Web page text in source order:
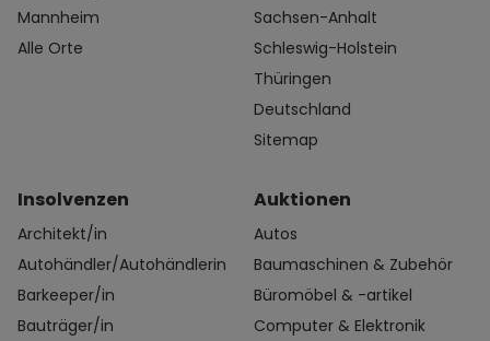
Mannheim
Alle Orte
Sachsen-Anhalt
Schleswig-Holstein
Thüringen
Deutschland
Sitemap
Insolvenzen
Architekt/in
Autohändler/Autohändlerin
Barkeeper/in
Bauträger/in
Auktionen
Autos
Baumaschinen & Zubehör
Büromöbel & -artikel
Computer & Elektronik